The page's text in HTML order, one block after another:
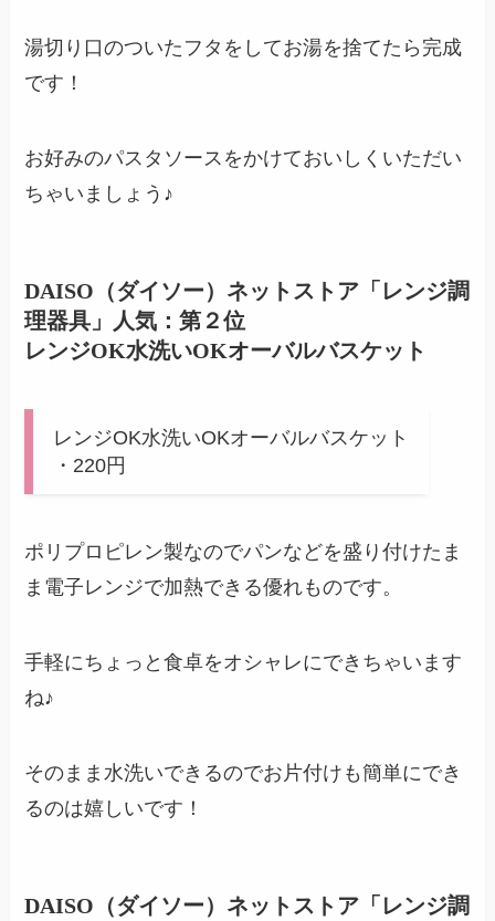
湯切り口のついたフタをしてお湯を捨てたら完成
です！
お好みのパスタソースをかけておいしくいただい
ちゃいましょう♪
DAISO（ダイソー）ネットストア「レンジ調
理器具」人気：第２位
レンジOK水洗いOKオーバルバスケット
レンジOK水洗いOKオーバルバスケット
・220円
ポリプロピレン製なのでパンなどを盛り付けたま
ま電子レンジで加熱できる優れものです。
手軽にちょっと食卓をオシャレにできちゃいます
ね♪
そのまま水洗いできるのでお片付けも簡単にでき
るのは嬉しいです！
DAISO（ダイソー）ネットストア「レンジ調